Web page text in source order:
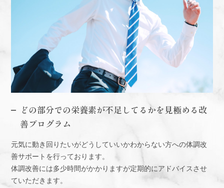
どの部分での栄養素が不足してるかを見極める改
善プログラム
元気に動き回りたいがどうしていいかわからない方への体調改
善サポートを行っております。
体調改善には多少時間がかかりますが定期的にアドバイスさせ
ていただきます。